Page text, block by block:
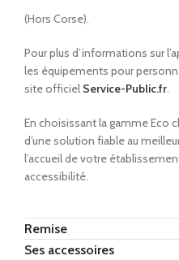
(Hors Corse).
Pour plus d’informations sur
les équipements pour
site officiel Service-Public.fr.
En choisissant la gamme Eco
d’une solution fiable au
l’accueil de votre
accessibilité.
Remise
Ses accessoires